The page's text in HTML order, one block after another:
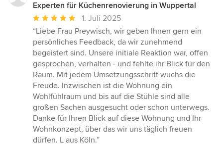
Experten für Küchenrenovierung in Wuppertal
Durchschnittliche
Bewertung:
5
von
5
Sternen
1. Juli 2025
“Liebe Frau Preywisch, wir geben Ihnen gern ein
persönliches Feedback, da wir zunehmend
begeistert sind. Unsere initiale Reaktion war, offen
gesprochen, verhalten - und fehlte ihr Blick für den
Raum. Mit jedem Umsetzungsschritt wuchs die
Freude. Inzwischen ist die Wohnung ein
Wohlfühlraum und bis auf die Stühle sind alle
großen Sachen ausgesucht oder schon unterwegs.
Danke für Ihren Blick auf diese Wohnung und Ihr
Wohnkonzept, über das wir uns täglich freuen
dürfen. L aus Köln.”